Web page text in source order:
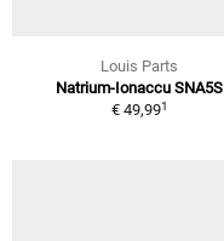
Louis Parts
Natrium-Ionaccu SNA5S
€ 49,991